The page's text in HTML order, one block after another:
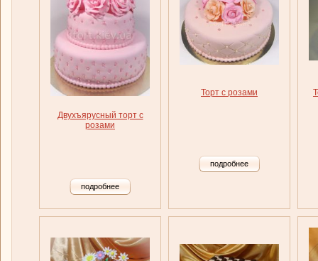
Двухъярусный торт с
розами
подробнее
Торт с розами
подробнее